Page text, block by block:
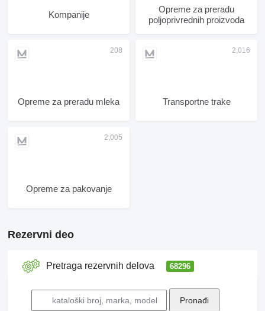
Kompanije
Opreme za preradu
poljoprivrednih proizvoda
Opreme za preradu mleka Transportne trake
Opreme za pakovanje
Rezervni deo
Pretraga rezervnih delova 68296